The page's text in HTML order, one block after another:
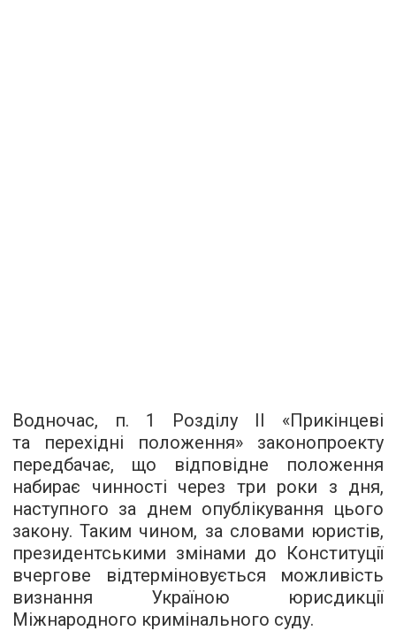
Водночас, п. 1 Розділу ІІ «Прикінцеві
та перехідні положення» законопроекту
передбачає, що відповідне положення
набирає чинності через три роки з дня,
наступного за днем опублікування цього
закону. Таким чином, за словами юристів,
президентськими змінами до Конституції
вчергове відтерміновується можливість
визнання Україною юрисдикції
Міжнародного кримінального суду.